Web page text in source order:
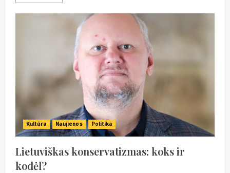
Kultūra Naujienos Politika
Lietuviškas konservatizmas: koks ir
kodėl?